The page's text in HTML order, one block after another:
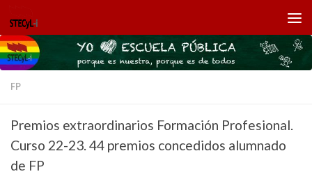
Saltar al contenido
FP
Premios extraordinarios Formación Profesional.
Curso 22-23. 44 premios concedidos alumnado
de FP